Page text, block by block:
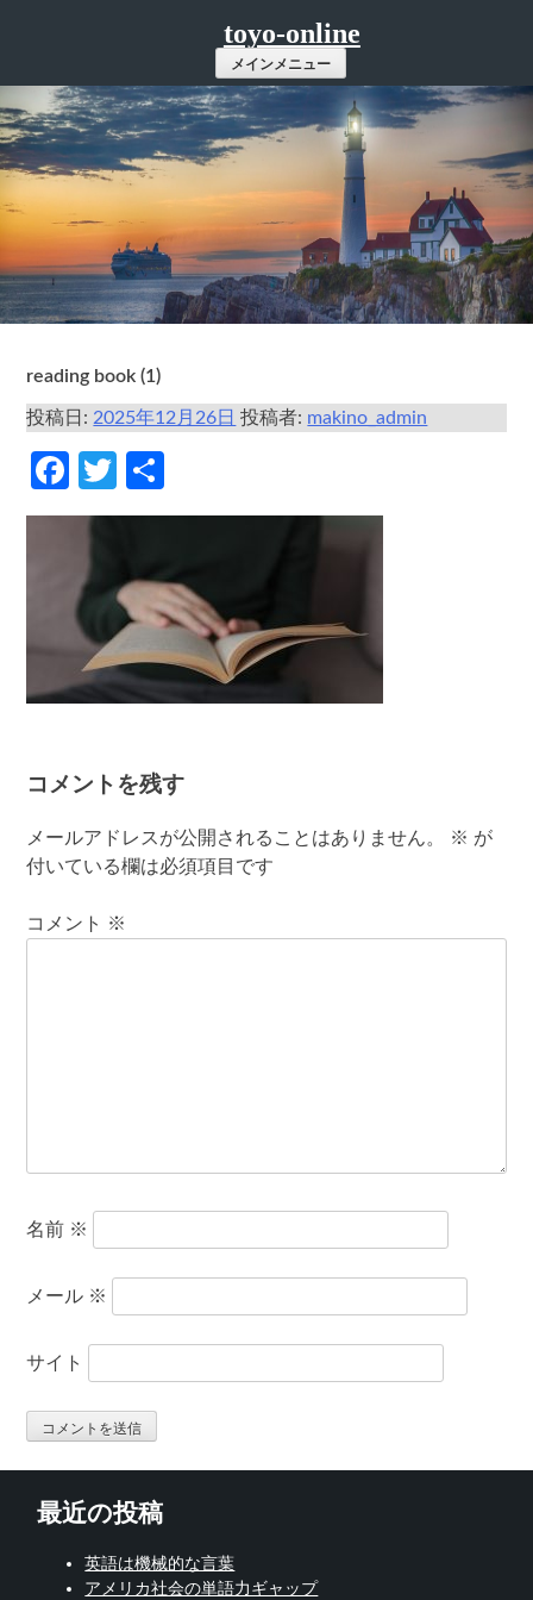
ツ
へ
ス
キ
ッ
プ
toyo-online
メインメニュー
reading book (1)
投稿日: 2025年12月26日 投稿者: makino_admin
Facebook
Twitter
有
コメントを残す
メールアドレスが公開されることはありません。 ※ が
付いている欄は必須項目です
コメント ※
名前 ※
メール ※
サイト
最近の投稿
英語は機械的な言葉
アメリカ社会の単語力ギャップ